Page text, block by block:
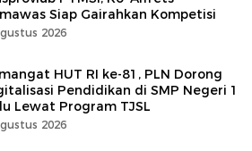
Siap Gairahkan Kompetisi
2026
HUT RI ke-81, PLN Dorong
Pendidikan di SMP Negeri 1
Lewat Program TJSL
2026